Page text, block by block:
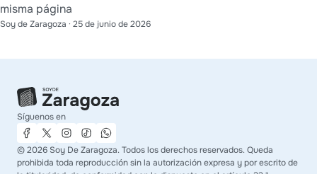
misma página
Soy de Zaragoza · 25 de junio de 2026
Síguenos en
©2026 Soy De Zaragoza. Todos los derechos reservados. Queda
prohibida toda reproducción sin la autorización expresa y por escrito de